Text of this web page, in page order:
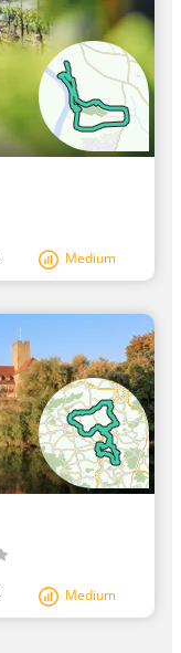
Medium
Medium